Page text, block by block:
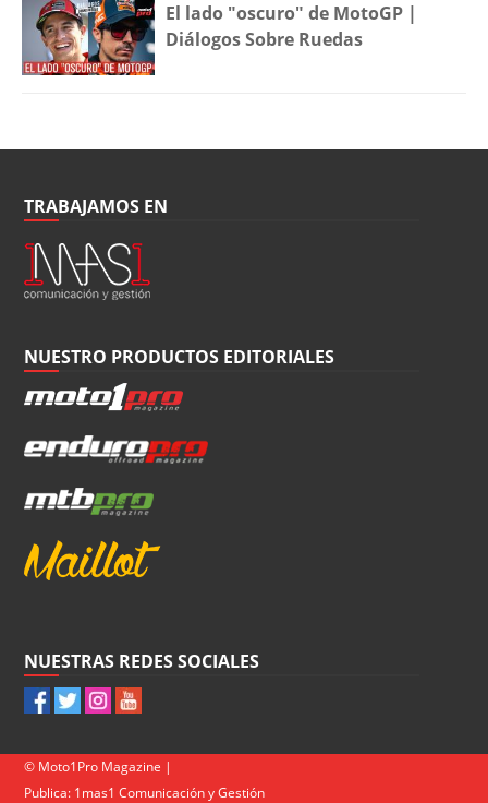
El lado "oscuro" de MotoGP |
Diálogos Sobre Ruedas
TRABAJAMOS EN
NUESTRO PRODUCTOS EDITORIALES
NUESTRAS REDES SOCIALES
© Moto1Pro Magazine |
Publica: 1mas1 Comunicación y Gestión